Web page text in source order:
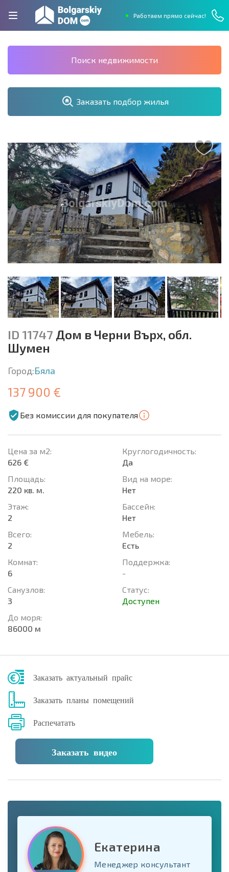
Работаем прямо сейчас!
Поиск недвижимости
Заказать подбор жилья
ID 11747 Дом в Черни Върх, обл.
Шумен
Город:Бяла
137 900 €
Без комиссии для покупателя
Цена за м2:
626 €
Площадь:
220 кв. м.
Этаж:
2
Всего:
2
Комнат:
6
Санузлов:
3
До моря:
86000 м
Круглогодичность:
Да
Вид на море:
Нет
Басcейн:
Нет
Мебель:
Есть
Поддержка:
-
Статус:
Доступен
Заказать актуальный прайс
Заказать планы помещений
Распечатать
Заказать видео
Екатерина
Менеджер консультант